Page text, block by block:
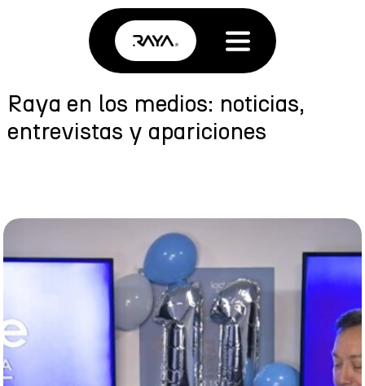
Raya en los medios: noticias,
entrevistas y apariciones